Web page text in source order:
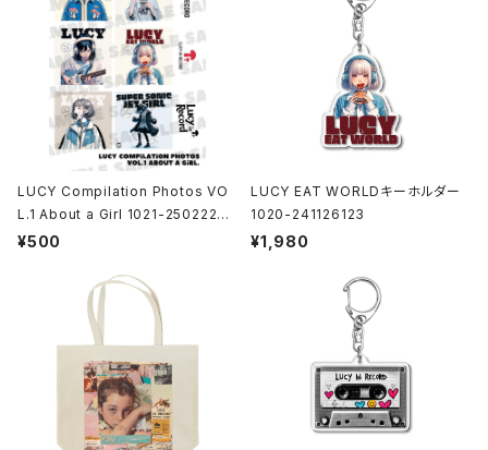
LUCY Compilation Photos VO
L.1 About a Girl 1021-25022200
1
¥500
LUCY EAT WORLDキーホルダー
1020-241126123
¥1,980